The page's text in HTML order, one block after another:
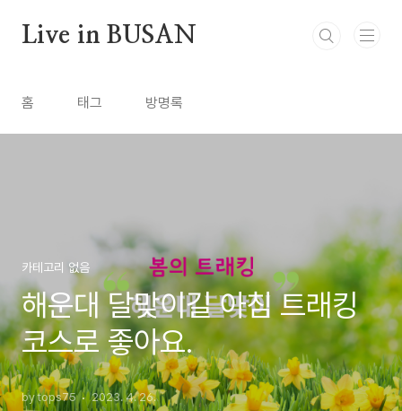
Live in BUSAN
홈 태그 방명록
카테고리 없음
해운대 달맞이길 아침 트래킹
코스로 좋아요.
by tops75 2023. 4. 26.